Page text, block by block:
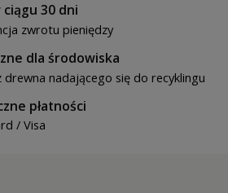
30 dni
zwrotu pieniędzy
dla środowiska
drewna nadającego się do recyklingu
płatności
/ Visa